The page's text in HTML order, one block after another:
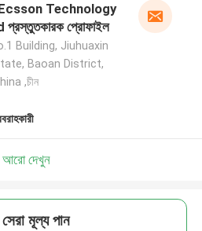
Technology
প্রোফাইল
Building, Jiuhuaxin
Baoan District,
,চীন
আরো দেখুন
মূল্য পান